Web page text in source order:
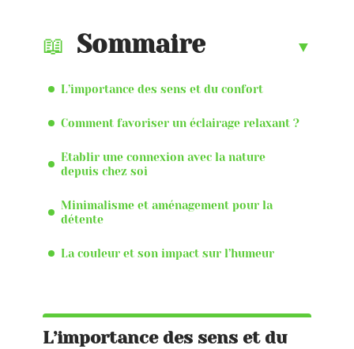
Sommaire
L’importance des sens et du confort
Comment favoriser un éclairage relaxant ?
Etablir une connexion avec la nature
depuis chez soi
Minimalisme et aménagement pour la
détente
La couleur et son impact sur l’humeur
L’importance des sens et du